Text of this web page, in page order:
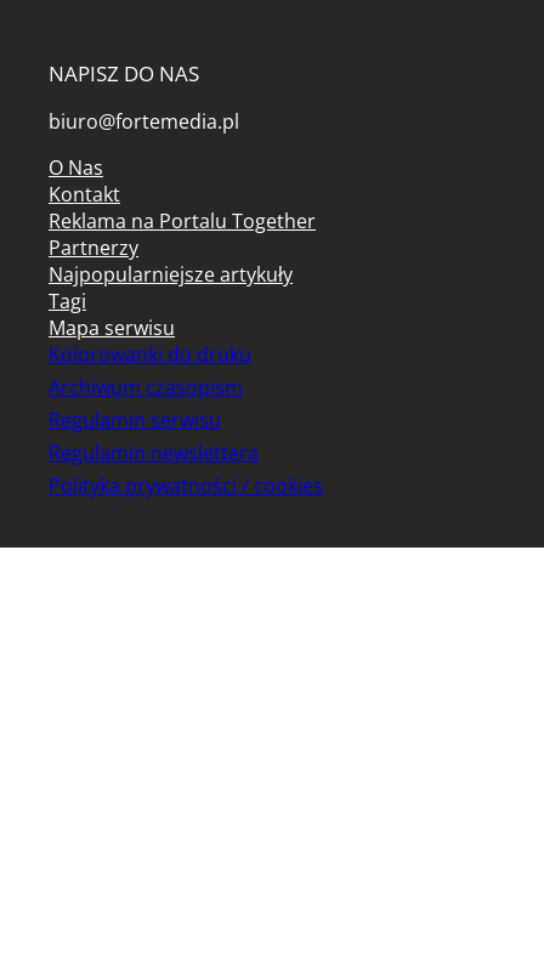
NAPISZ DO NAS
biuro@fortemedia.pl
O Nas
Kontakt
Reklama na Portalu Together
Partnerzy
Najpopularniejsze artykuły
Tagi
Mapa serwisu
Kolorowanki do druku
Archiwum czasopism
Regulamin serwisu
Regulamin newslettera
Polityka prywatności / cookies